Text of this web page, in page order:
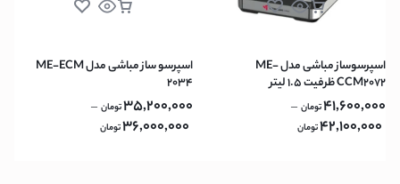
اسپرسوساز مباشی مدل ME-
CCM2072 ظرفیت ۱.۵ لیتر
41,600,000تومان –
42,100,000تومان
اسپرسو ساز مباشی مدل ME-ECM
2034
35,200,000تومان –
36,000,000تومان